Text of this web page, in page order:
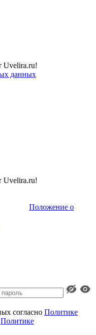
Uvelira.ru!
данных
Uvelira.ru!
Положение о
согласно Политике
Политике